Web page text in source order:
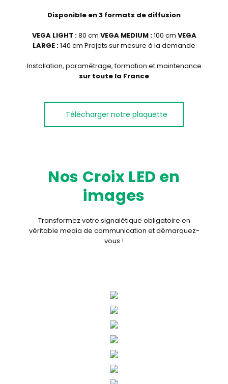
Disponible en3 formats de diffusion
VEGA LIGHT :80 cm VEGA MEDIUM :100 cm VEGA
LARGE :140 cm Projets sur mesure à la demande
Installation, paramétrage, formation et maintenance
sur toute la France
Télécharger notre plaquette
Nos Croix LED en
images
Transformez votre signalétique obligatoire en
véritable media de communication et démarquez-
vous !